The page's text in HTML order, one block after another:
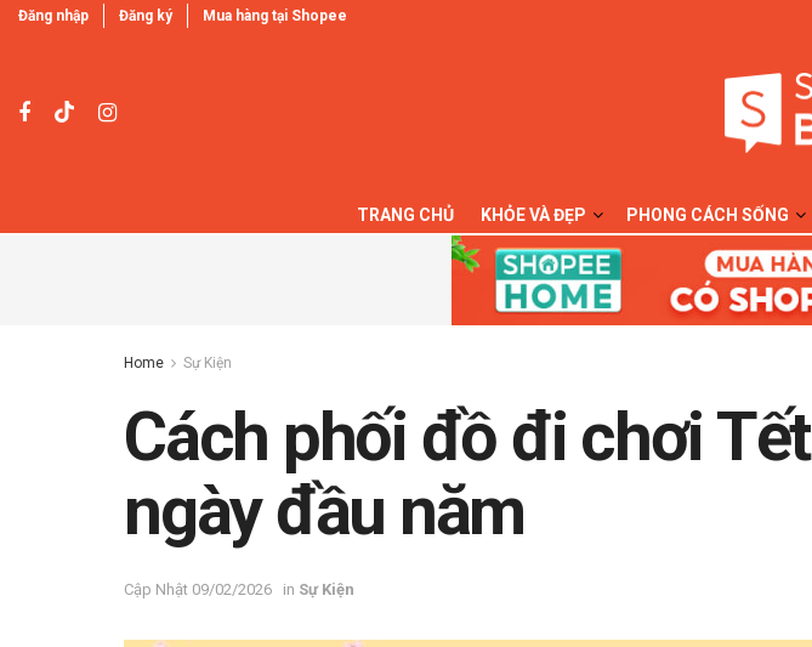
Đăng nhập Đăng ký Mua hàng tại Shopee
TRANG CHỦ KHỎE VÀ ĐẸP PHONG CÁCH SỐNG
Home Sự Kiện
Cách phối đồ đi chơi
ngày đầu năm
09/02/2026 in Sự Kiện